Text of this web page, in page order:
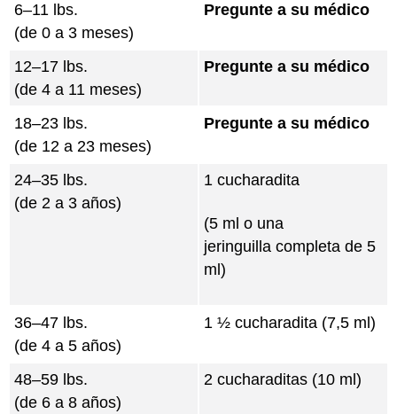
6–11 lbs.
(de 0 a 3 meses)
Pregunte a su médico
12–17 lbs.
(de 4 a 11 meses)
Pregunte a su médico
18–23 lbs.
(de 12 a 23 meses)
Pregunte a su médico
24–35 lbs.
(de 2 a 3 años)
1 cucharadita
(5 ml o una
jeringuilla completa de 5
ml)
36–47 lbs.
(de 4 a 5 años)
1 ½ cucharadita (7,5 ml)
48–59 lbs.
(de 6 a 8 años)
2 cucharaditas (10 ml)